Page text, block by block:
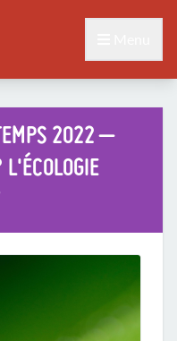
2022 –